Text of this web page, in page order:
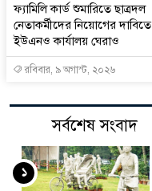
ফ্যামিলি কার্ড শুমারিতে ছাত্রদল
নেতাকর্মীদের নিয়োগের দাবিতে
ইউএনও কার্যালয় ঘেরাও
রবিবার, ৯ অগাস্ট, ২০২৬
সর্বশেষ সংবাদ
১